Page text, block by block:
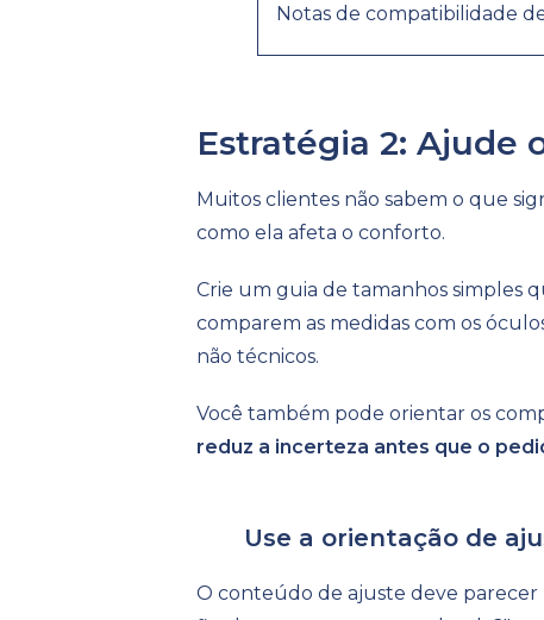
Notas de compatibilidade
Estratégia 2: Ajude
Muitos clientes não sabem o que
como ela afeta o conforto.
Crie um guia de tamanhos simples
comparem as medidas com os
não técnicos.
Você também pode orientar os
reduz a incerteza antes que o
Use a orientação de
O conteúdo de ajuste deve parecer